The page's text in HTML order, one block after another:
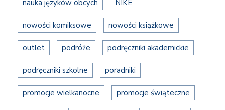
nauka języków obcych NIKE
nowości komiksowe nowości książkowe
outlet podróże podręczniki akademickie
podręczniki szkolne poradniki
promocje wielkanocne promocje świąteczne